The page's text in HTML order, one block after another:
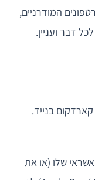
המודרניים,
דבר ועניין.
בנייד.
שלו (או את